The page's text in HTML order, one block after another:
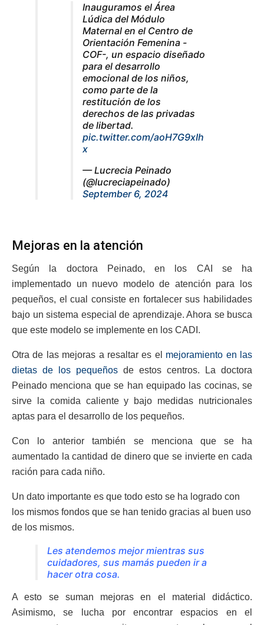
Inauguramos el Área
Lúdica del Módulo
Maternal en el Centro de
Orientación Femenina -
COF-, un espacio diseñado
para el desarrollo
emocional de los niños,
como parte de la
restitución de los
derechos de las privadas
de libertad.
pic.twitter.com/aoH7G9xIh
x
— Lucrecia Peinado
(@lucreciapeinado)
September 6, 2024
Mejoras en la atención
Según la doctora Peinado, en los CAI se ha
implementado un nuevo modelo de atención para los
pequeños, el cual consiste en fortalecer sus habilidades
bajo un sistema especial de aprendizaje. Ahora se busca
que este modelo se implemente en los CADI.
Otra de las mejoras a resaltar es el mejoramiento en las
dietas de los pequeños de estos centros. La doctora
Peinado menciona que se han equipado las cocinas, se
sirve la comida caliente y bajo medidas nutricionales
aptas para el desarrollo de los pequeños.
Con lo anterior también se menciona que se ha
aumentado la cantidad de dinero que se invierte en cada
ración para cada niño.
Un dato importante es que todo esto se ha logrado con
los mismos fondos que se han tenido gracias al buen uso
de los mismos.
Les atendemos mejor mientras sus
cuidadores, sus mamás pueden ir a
hacer otra cosa.
A esto se suman mejoras en el material didáctico.
Asimismo, se lucha por encontrar espacios en el